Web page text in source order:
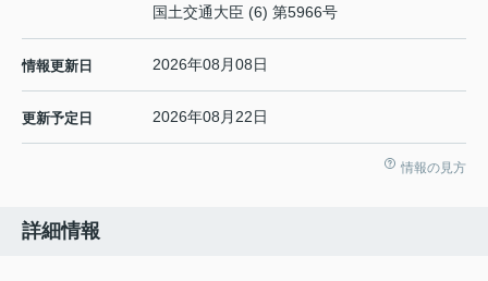
国土交通大臣 (6) 第5966号
情報更新日 2026年08月08日
更新予定日 2026年08月22日
情報の見方
詳細情報